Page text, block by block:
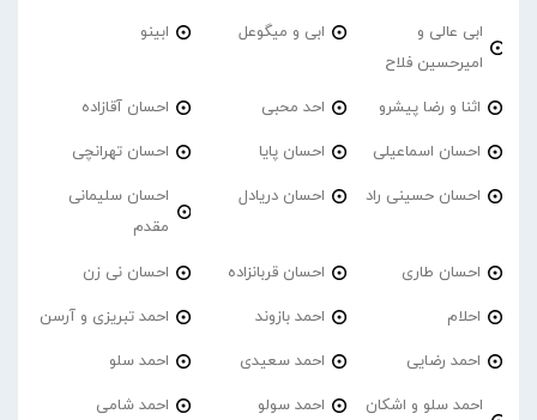
ابی عالی و
امیرحسین فلاح
ابی و میگوعل ابینو
اثنا و رضا پیشرو احد محبی احسان آقازاده
احسان اسماعیلی احسان پایا احسان تهرانچی
احسان حسینی راد احسان دریادل
احسان سلیمانی
مقدم
احسان طاری احسان قربانزاده احسان نی زن
احلام احمد بازوند احمد تبریزی و آرسن
احمد‌ رضایی احمد سعیدی احمد سلو
احمد سلو و اشکان
احمد سولو احمد شامی